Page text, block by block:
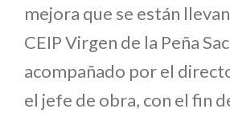
mejora que se están
CEIP Virgen de la Peña
acompañado por el
el jefe de obra, con el fin